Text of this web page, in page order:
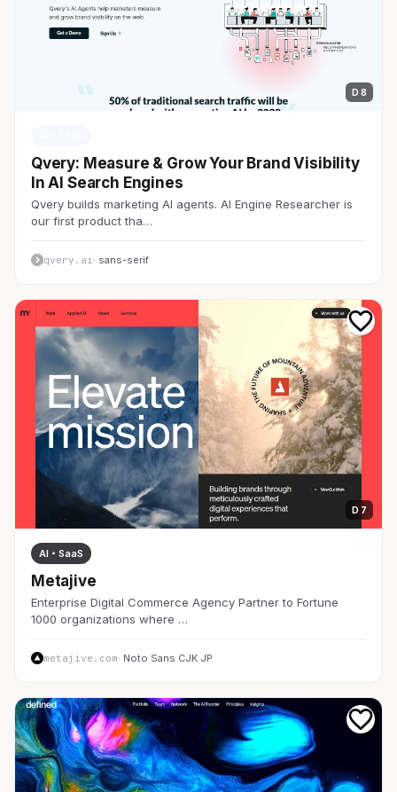
D 8
Qvery: Measure & Grow Your Brand Visibility
In AI Search Engines
Qvery builds marketing AI agents. AI Engine Researcher is
our first product tha…
qvery.ai · sans-serif
D 7
AI・SaaS
Metajive
Enterprise Digital Commerce Agency Partner to Fortune
1000 organizations where …
metajive.com· Noto Sans CJK JP